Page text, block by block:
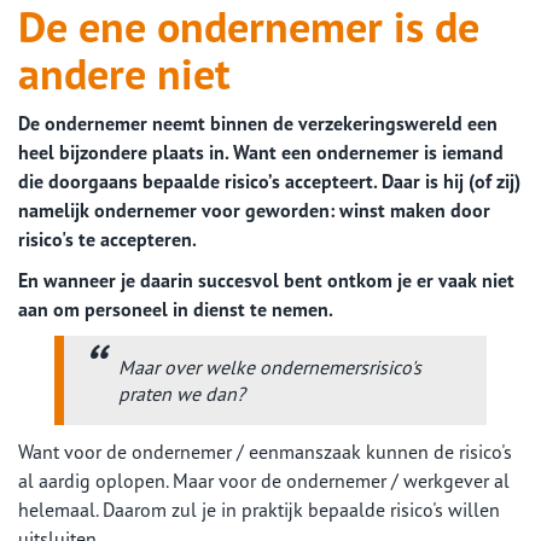
De ene ondernemer is de
andere niet
De ondernemer neemt binnen de verzekeringswereld een
heel bijzondere plaats in. Want een ondernemer is iemand
die doorgaans bepaalde risico’s accepteert. Daar is hij (of zij)
namelijk ondernemer voor geworden: winst maken door
risico's te accepteren.
En wanneer je daarin succesvol bent ontkom je er vaak niet
aan om personeel in dienst te nemen.
Maar over welke ondernemersrisico's
praten we dan?
Want voor de ondernemer / eenmanszaak kunnen de risico's
al aardig oplopen. Maar voor de ondernemer / werkgever al
helemaal. Daarom zul je in praktijk bepaalde risico's willen